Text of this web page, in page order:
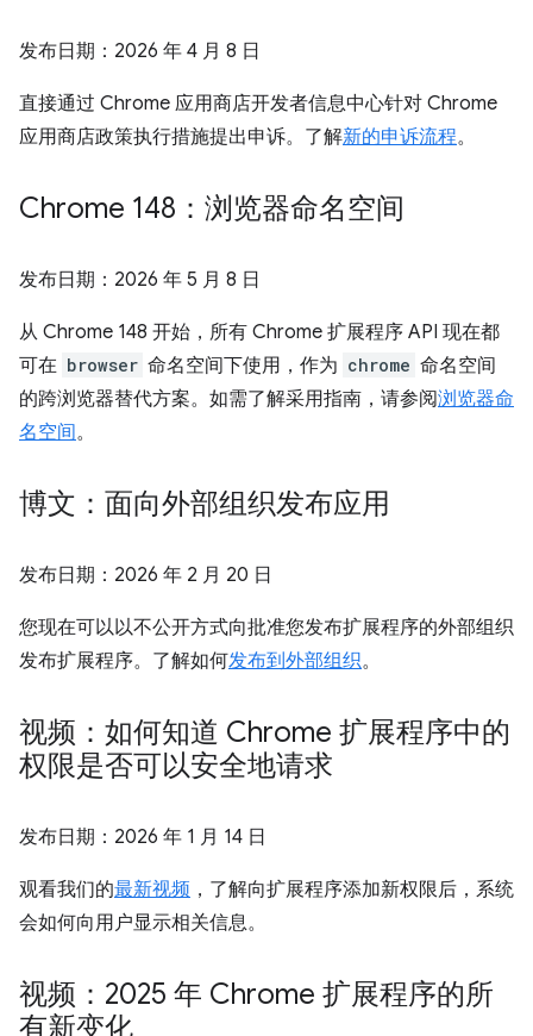
发布日期： 2026 年 4 月 8 日
直接通过 Chrome 应用商店开发者信息中心针对 Chrome
应用商店政策执行措施提出申诉。了解新的申诉流程。
Chrome 148：浏览器命名空间
发布日期： 2026 年 5 月 8 日
从 Chrome 148 开始，所有 Chrome 扩展程序 API 现在都
可在 browser 命名空间下使用，作为 chrome 命名空间
的跨浏览器替代方案。如需了解采用指南，请参阅浏览器命
名空间。
博文：面向外部组织发布应用
发布日期： 2026 年 2 月 20 日
您现在可以以不公开方式向批准您发布扩展程序的外部组织
发布扩展程序。了解如何发布到外部组织。
视频：如何知道 Chrome 扩展程序中的
权限是否可以安全地请求
发布日期： 2026 年 1 月 14 日
观看我们的最新视频 ，了解向扩展程序添加新权限后，系统
会如何向用户显示相关信息。
视频：2025 年 Chrome 扩展程序的所
有新变化